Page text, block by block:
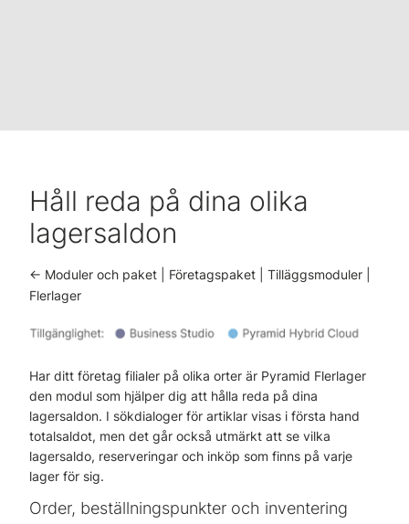
Håll reda på dina olika
lagersaldon
<- Moduler och paket | Företagspaket | Tilläggsmoduler |
Flerlager
Har ditt företag filialer på olika orter är Pyramid Flerlager
den modul som hjälper dig att hålla reda på dina
lagersaldon. I sökdialoger för artiklar visas i första hand
totalsaldot, men det går också utmärkt att se vilka
lagersaldo, reserveringar och inköp som finns på varje
lager för sig.
Order, beställningspunkter och inventering